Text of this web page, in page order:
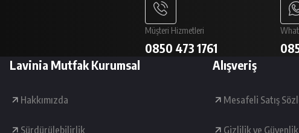
Müşteri Hizmetleri
0850 473 1761
Lavinia Mutfak Kurumsal
Hakkımızda
Sürdürülebilirlik
Alışveriş
Mesafeli Satış
Gizlilik ve Güvenlik